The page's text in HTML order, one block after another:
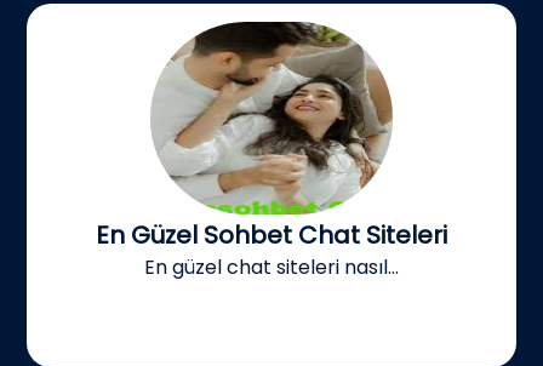
En Güzel Sohbet Chat Siteleri
En güzel chat siteleri nasıl...